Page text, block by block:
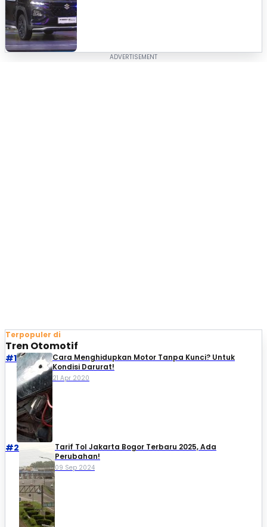
Terpopuler di
Tren Otomotif
#1
Cara Menghidupkan Motor Tanpa Kunci? Untuk
Kondisi Darurat!
21 Apr 2020
#2
Tarif Tol Jakarta Bogor Terbaru 2025, Ada
Perubahan!
09 Sep 2024